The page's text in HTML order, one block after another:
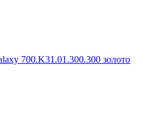
700.K31.01.300.300 золото